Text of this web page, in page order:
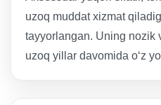
uzoq muddat xizmat
tayyorlangan. Uning nozik
uzoq yillar davomida o‘z